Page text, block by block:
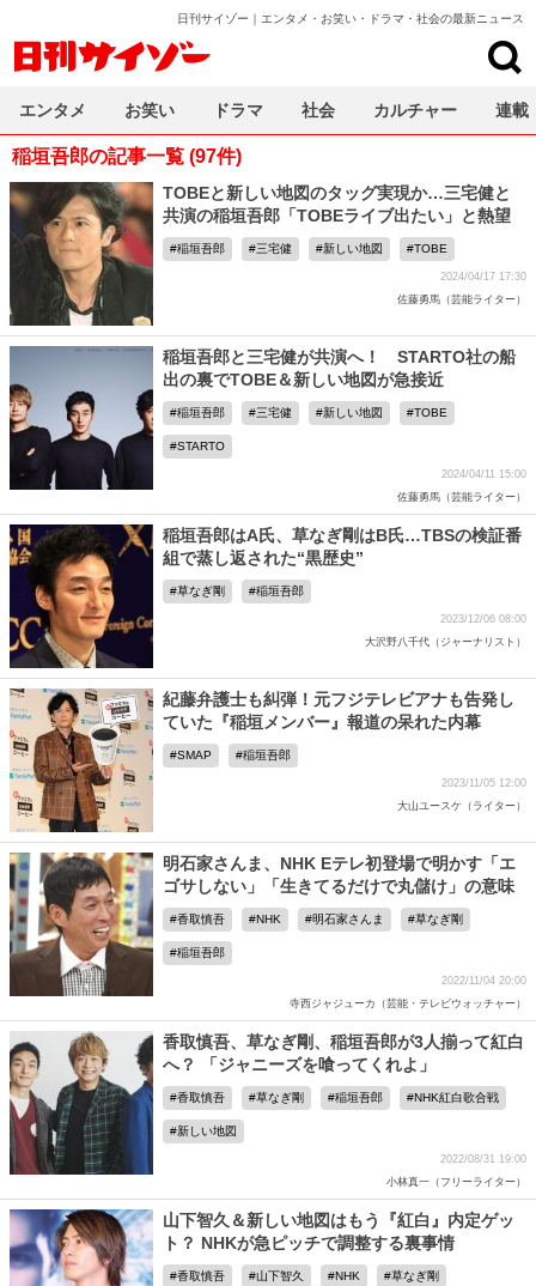
日刊サイゾー｜エンタメ・お笑い・ドラマ・社会の最新ニュース
稲垣吾郎の記事一覧 (97件)
TOBEと新しい地図のタッグ実現か…三宅健と
共演の稲垣吾郎「TOBEライブ出たい」と熱望
稲垣吾郎 三宅健 新しい地図 TOBE
2024/04/17 17:30
佐藤勇馬（芸能ライター）
稲垣吾郎と三宅健が共演へ！ STARTO社の船
出の裏でTOBE＆新しい地図が急接近
稲垣吾郎 三宅健 新しい地図 TOBE
STARTO
2024/04/11 15:00
佐藤勇馬（芸能ライター）
稲垣吾郎はA氏、草なぎ剛はB氏…TBSの検証番
組で蒸し返された“黒歴史”
草なぎ剛 稲垣吾郎
2023/12/06 08:00
大沢野八千代（ジャーナリスト）
紀藤弁護士も糾弾！元フジテレビアナも告発し
ていた『稲垣メンバー』報道の呆れた内幕
SMAP 稲垣吾郎
2023/11/05 12:00
大山ユースケ（ライター）
明石家さんま、NHK Eテレ初登場で明かす「エ
ゴサしない」「生きてるだけで丸儲け」の意味
香取慎吾 NHK 明石家さんま 草なぎ剛
稲垣吾郎
2022/11/04 20:00
寺西ジャジューカ（芸能・テレビウォッチャー）
香取慎吾、草なぎ剛、稲垣吾郎が3人揃って紅白
へ？ 「ジャニーズを喰ってくれよ」
香取慎吾 草なぎ剛 稲垣吾郎 NHK紅白歌合戦
新しい地図
2022/08/31 19:00
小林真一（フリーライター）
山下智久＆新しい地図はもう『紅白』内定ゲッ
ト？ NHKが急ピッチで調整する裏事情
香取慎吾 山下智久 NHK 草なぎ剛
エンタメ お笑い ドラマ 社会 カルチャー 連載